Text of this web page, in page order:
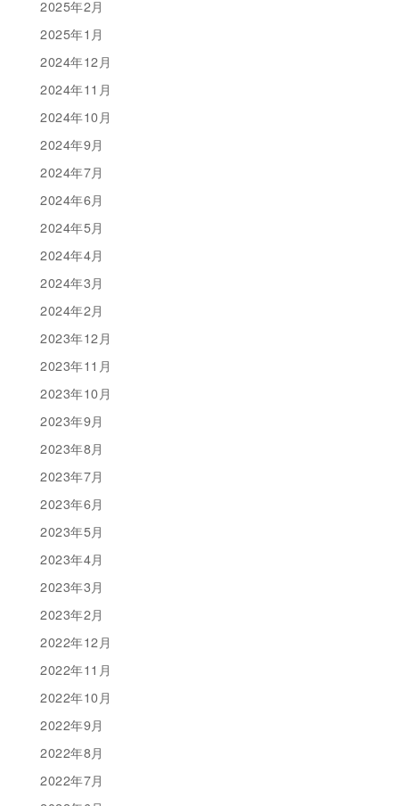
2025年2月
2025年1月
2024年12月
2024年11月
2024年10月
2024年9月
2024年7月
2024年6月
2024年5月
2024年4月
2024年3月
2024年2月
2023年12月
2023年11月
2023年10月
2023年9月
2023年8月
2023年7月
2023年6月
2023年5月
2023年4月
2023年3月
2023年2月
2022年12月
2022年11月
2022年10月
2022年9月
2022年8月
2022年7月